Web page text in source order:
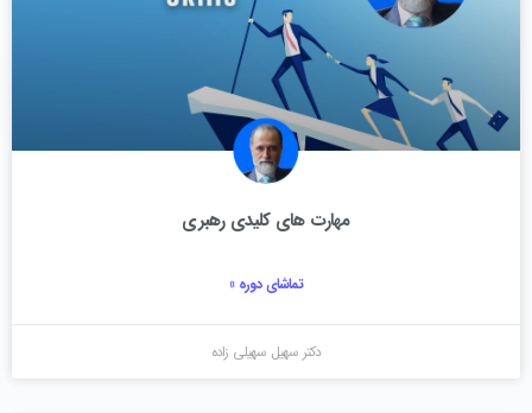
مهارت های کلیدی رهبری
تماشای دوره »
دکتر سهیل سهیلی زاده